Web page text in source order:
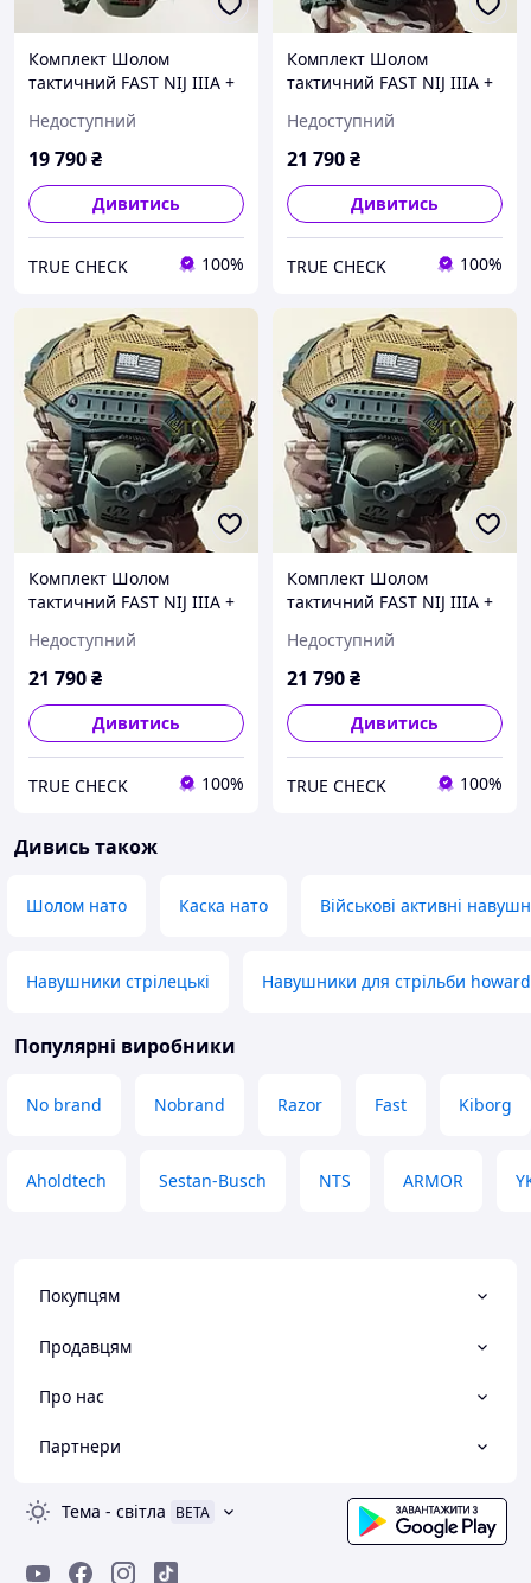
Комплект Шолом
тактичний FAST NIJ IIIA +
навушники Walkers razor
+ Кріплення L-XL (58-64
Недоступний
19 790₴
Дивитись
TRUE CHECK 100%
Комплект Шолом
тактичний FAST NIJ IIIA +
навушники Walkers razor
+ Кріплення "Чебурашка"
Недоступний
21 790₴
Дивитись
TRUE CHECK 100%
Комплект Шолом
тактичний FAST NIJ IIIA +
навушники Walkers razor
+ Кріплення "Чебурашка"
Недоступний
21 790₴
Дивитись
TRUE CHECK 100%
Комплект Шолом
тактичний FAST NIJ IIIA +
навушники Walkers razor
+ Кріплення "Чебурашка"
Недоступний
21 790₴
Дивитись
TRUE CHECK 100%
Дивись також
Шолом нато Каска нато Військові активні
Навушники стрілецькі Навушники для стрільби
Популярні виробники
No brand Nobrand Razor Fast Kiborg
Aholdtech Sestan-Busch NTS ARMOR
Покупцям
Продавцям
Про нас
Партнери
Тема - світла BETA